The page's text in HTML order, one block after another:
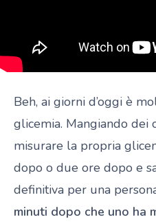
Beh, ai giorni d’oggi è
glicemia. Mangiando dei
misurare la propria
dopo o due ore dopo e
definitiva per una
minuti dopo che uno ha